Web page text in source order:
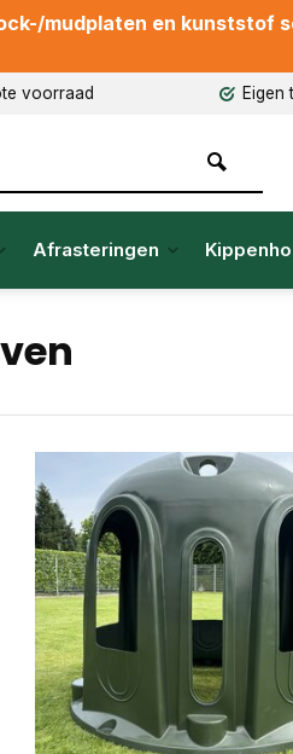
mudplaten en kunststof
voorraad Eigen
Afrasteringen